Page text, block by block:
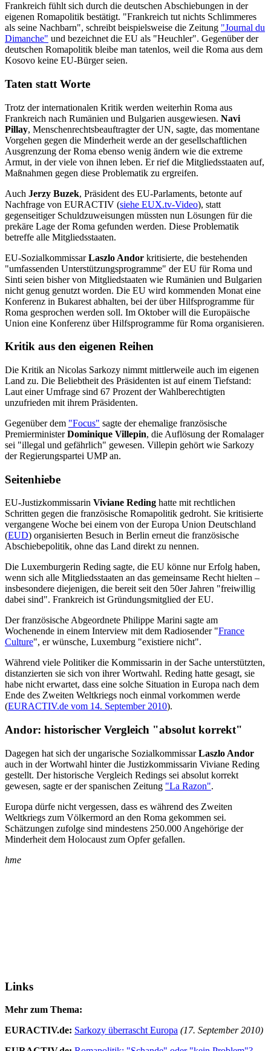
Frankreich fühlt sich durch die deutschen Abschiebungen in der
eigenen Romapolitik bestätigt. "Frankreich tut nichts Schlimmeres
als seine Nachbarn", schreibt beispielsweise die Zeitung "Journal du
Dimanche" und bezeichnet die EU als "Heuchler". Gegenüber der
deutschen Romapolitik bleibe man tatenlos, weil die Roma aus dem
Kosovo keine EU-Bürger seien.
Taten statt Worte
Trotz der internationalen Kritik werden weiterhin Roma aus
Frankreich nach Rumänien und Bulgarien ausgewiesen. Navi
Pillay, Menschenrechtsbeauftragter der UN, sagte, das momentane
Vorgehen gegen die Minderheit werde an der gesellschaftlichen
Ausgrenzung der Roma ebenso wenig ändern wie die extreme
Armut, in der viele von ihnen leben. Er rief die Mitgliedsstaaten auf,
Maßnahmen gegen diese Problematik zu ergreifen.
Auch Jerzy Buzek, Präsident des EU-Parlaments, betonte auf
Nachfrage von EURACTIV (siehe EUX.tv-Video), statt
gegenseitiger Schuldzuweisungen müssten nun Lösungen für die
prekäre Lage der Roma gefunden werden. Diese Problematik
betreffe alle Mitgliedsstaaten.
EU-SozialkommissarLaszlo Andor kritisierte, die bestehenden
"umfassenden Unterstützungsprogramme" der EU für Roma und
Sinti seien bisher von Mitgliedstaaten wie Rumänien und Bulgarien
nicht genug genutzt worden. Die EU wird kommenden Monat eine
Konferenz in Bukarest abhalten, bei der über Hilfsprogramme für
Roma gesprochen werden soll. Im Oktober will die Europäische
Union eine Konferenz über Hilfsprogramme für Roma organisieren.
Kritik aus den eigenen Reihen
Die Kritik an Nicolas Sarkozy nimmt mittlerweile auch im eigenen
Land zu. Die Beliebtheit des Präsidenten ist auf einem Tiefstand:
Laut einer Umfrage sind 67 Prozent der Wahlberechtigten
unzufrieden mit ihrem Präsidenten.
Gegenüber dem "Focus" sagte der ehemalige französische
PremierministerDominique Villepin, die Auflösung der Romalager
sei "illegal und gefährlich" gewesen. Villepin gehört wie Sarkozy
der Regierungspartei UMP an.
Seitenhiebe
EU-Justizkommissarin Viviane Reding hatte mit rechtlichen
Schritten gegen die französische Romapolitik gedroht. Sie kritisierte
vergangene Woche bei einem von der Europa Union Deutschland
(EUD) organisierten Besuch in Berlin erneut die französische
Abschiebepolitik, ohne das Land direkt zu nennen.
Die Luxemburgerin Reding sagte, die EU könne nur Erfolg haben,
wenn sich alle Mitgliedsstaaten an das gemeinsame Recht hielten –
insbesondere diejenigen, die bereit seit den 50er Jahren "freiwillig
dabei sind". Frankreich ist Gründungsmitglied der EU.
Der französische Abgeordnete Philippe Marini sagte am
Wochenende in einem Interview mit dem Radiosender "France
Culture", er wünsche, Luxemburg "existiere nicht".
Während viele Politiker die Kommissarin in der Sache unterstützten,
distanzierten sie sich von ihrer Wortwahl. Reding hatte gesagt, sie
habe nicht erwartet, dass eine solche Situation in Europa nach dem
Ende des Zweiten Weltkriegs noch einmal vorkommen werde
(EURACTIV.de vom 14. September 2010).
Andor: historischer Vergleich "absolut korrekt"
Dagegen hat sich der ungarische SozialkommissarLaszlo Andor
auch in der Wortwahl hinter die Justizkommissarin Viviane Reding
gestellt. Der historische Vergleich Redings sei absolut korrekt
gewesen, sagte er der spanischen Zeitung "La Razon".
Europa dürfe nicht vergessen, dass es während des Zweiten
Weltkriegs zum Völkermord an den Roma gekommen sei.
Schätzungen zufolge sind mindestens 250.000 Angehörige der
Minderheit dem Holocaust zum Opfer gefallen.
hme
Links
Mehr zum Thema:
EURACTIV.de: Sarkozy überrascht Europa (17. September 2010)